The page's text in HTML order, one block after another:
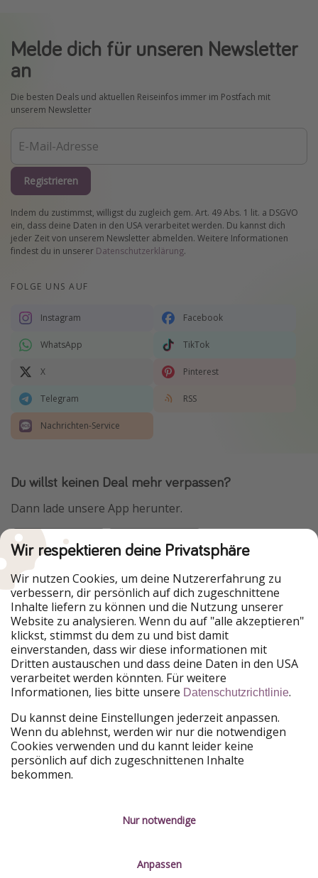
Melde dich für unseren Newsletter
an
Die besten Deals und aktuellen Reiseinfos immer im Postfach mit
unserem Newsletter
Registrieren
Indem du zustimmst, willigst du zugleich gem. Art. 49 Abs. 1 lit. a DSGVO
ein, dass deine Daten in den USA verarbeitet werden. Du kannst dich
jeder Zeit von unserem Newsletter abmelden. Weitere Informationen
findest du in unserer Datenschutzerklärung.
FOLGE UNS AUF
Instagram Facebook
WhatsApp TikTok
X Pinterest
Telegram RSS
Nachrichten-Service
Du willst keinen Deal mehr verpassen?
Dann lade unsere App herunter.
Urlaubspiraten ist Teil der HolidayPirates Group
Unsere Märkte
PiratinViaggio
HolidayPirates
VakantiePiraten
WakacyjniPiraci
VoyagesPirates
Ferienpiraten
Urlaubspiraten
ViajerosPiratas
TravelPirates
HolidayPirates Group
Lerne uns kennen
Über uns
Rechtliches
Kontakt
Wir respektieren deine Privatsphäre
Wir nutzen Cookies, um deine Nutzererfahrung zu
verbessern, dir persönlich auf dich zugeschnittene
Inhalte liefern zu können und die Nutzung unserer
Website zu analysieren. Wenn du auf "alle akzeptieren"
klickst, stimmst du dem zu und bist damit
einverstanden, dass wir diese informationen mit
Dritten austauschen und dass deine Daten in den USA
verarbeitet werden könnten. Für weitere
Informationen, lies bitte unsere Datenschutzrichtlinie.
Du kannst deine Einstellungen jederzeit anpassen.
Wenn du ablehnst, werden wir nur die notwendigen
Cookies verwenden und du kannt leider keine
persönlich auf dich zugeschnittenen Inhalte
bekommen.
Nur notwendige
Anpassen